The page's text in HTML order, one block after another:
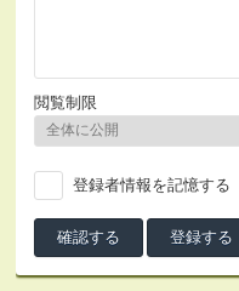
閲覧制限
登録者情報を記憶する